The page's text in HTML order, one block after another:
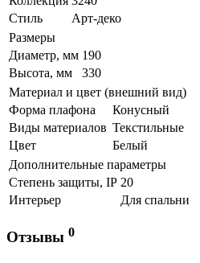
Стиль
Арт-деко
Размеры
Диаметр, мм 190
Высота, мм
330
Материал и цвет (внешний вид)
Форма плафона
Конусный
Виды материалов Текстильные
Цвет
Белый
Дополнительные параметры
Степень защиты, IP 20
Интерьер
Для спальни
Отзывы 0